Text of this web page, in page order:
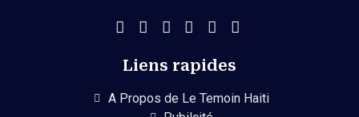
Liens rapides
A Propos de Le Temoin Haiti